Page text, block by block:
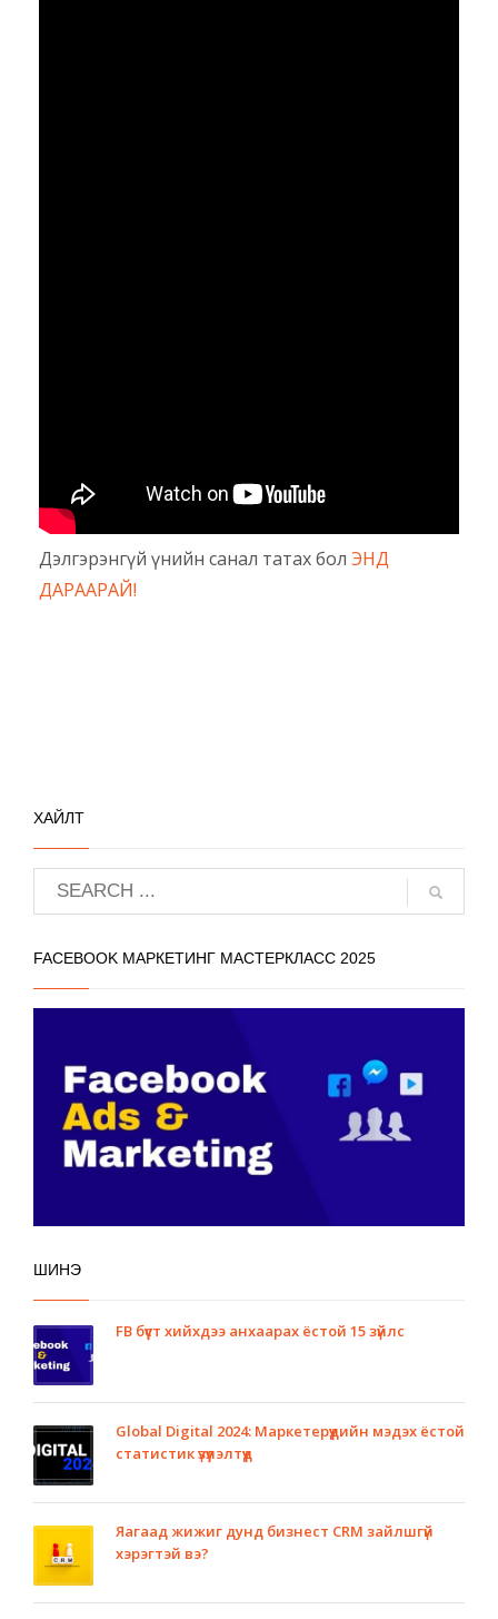
Дэлгэрэнгүй үнийн санал татах бол ЭНД
ДАРААРАЙ!
ХАЙЛТ
FACEBOOK МАРКЕТИНГ МАСТЕРКЛАСС 2025
ШИНЭ
FB бүүст хийхдээ анхаарах ёстой 15 зүйлс
Global Digital 2024: Маркетерүүдийн мэдэх ёстой
статистик үзүүлэлтүүд
Яагаад жижиг дунд бизнест CRM зайлшгүй
хэрэгтэй вэ?